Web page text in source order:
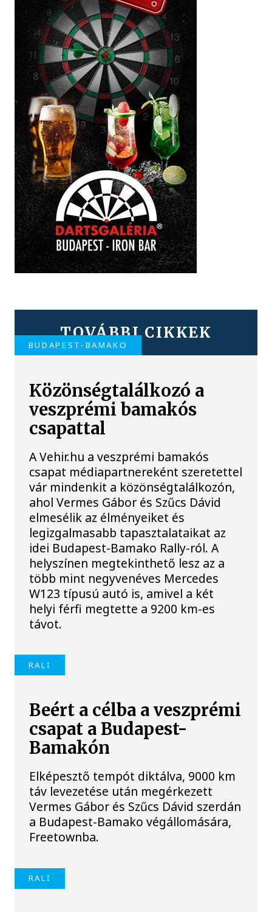
TOVÁBBI CIKKEK
BUDAPEST-BAMAKO
Közönségtalálkozó a
veszprémi bamakós
csapattal
A Vehir.hu a veszprémi bamakós
csapat médiapartnereként szeretettel
vár mindenkit a közönségtalálkozón,
ahol Vermes Gábor és Szűcs Dávid
elmesélik az élményeiket és
legizgalmasabb tapasztalataikat az
idei Budapest-Bamako Rally-ról. A
helyszínen megtekinthető lesz az a
több mint negyvenéves Mercedes
W123 típusú autó is, amivel a két
helyi férfi megtette a 9200 km-es
távot.
RALI
Beért a célba a veszprémi
csapat a Budapest-
Bamakón
Elképesztő tempót diktálva, 9000 km
táv levezetése után megérkezett
Vermes Gábor és Szűcs Dávid szerdán
a Budapest-Bamako végállomására,
Freetownba.
RALI